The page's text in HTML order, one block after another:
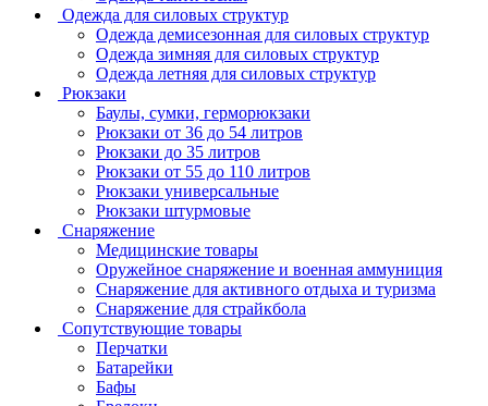
Одежда для силовых структур
Одежда демисезонная для силовых структур
Одежда зимняя для силовых структур
Одежда летняя для силовых структур
Рюкзаки
Баулы, сумки, герморюкзаки
Рюкзаки от 36 до 54 литров
Рюкзаки до 35 литров
Рюкзаки от 55 до 110 литров
Рюкзаки универсальные
Рюкзаки штурмовые
Снаряжение
Медицинские товары
Оружейное снаряжение и военная аммуниция
Снаряжение для активного отдыха и туризма
Снаряжение для страйкбола
Сопутствующие товары
Перчатки
Батарейки
Бафы